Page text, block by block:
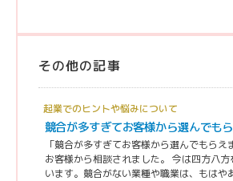
その他の記事
起業でのヒントや悩みについて
競合が多すぎてお客様から選んでも
「競合が多すぎてお客様から選んでもらえ
お客様から相談されました。 今は四方八
います。競合がない業種や職業は、もはや